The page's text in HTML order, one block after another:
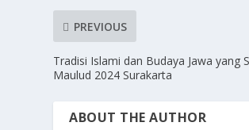
PREVIOUS
Tradisi Islami dan Budaya Jawa yang
Maulud 2024 Surakarta
ABOUT THE AUTHOR